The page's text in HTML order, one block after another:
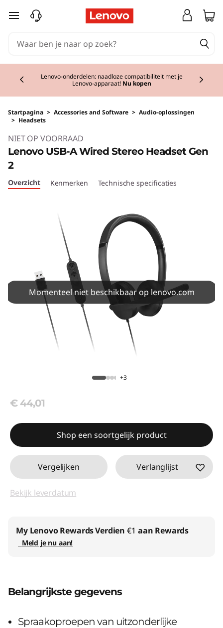
Ga naar de hoofdinhoud
Lenovo-onderdelen: naadloze compatibiliteit met je
Lenovo-apparaat! Nu kopen
Startpagina > Accessories and Software > Audio-oplossingen
> Headsets
NIET OP VOORRAAD
Lenovo USB-A Wired Stereo Headset Gen
2
Overzicht Kenmerken Technische specificaties
Momenteel niet beschikbaar op lenovo.com
+3
€ 44,01
Shop een soortgelijk product
Vergelijken Verlanglijst
Bekijk leverdatum
My Lenovo RewardsVerdien€1 aan Rewards
Meld je nu aan!
Belangrijkste gegevens
Spraakoproepen van uitzonderlijke